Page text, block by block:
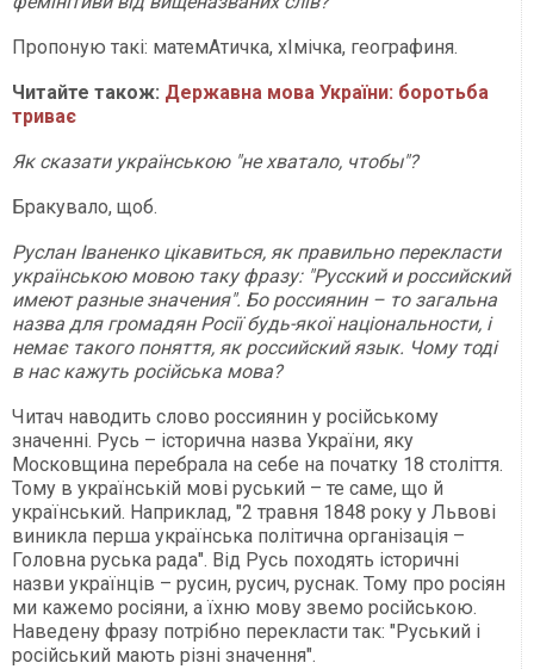
Пропоную такі: матемАтичка, хІмічка, географиня.
Читайте також: Державна мова України: боротьба
триває
Як сказати українською "не хватало, чтобы"?
Бракувало, щоб.
Руслан Іваненко цікавиться, як правильно перекласти
українською мовою таку фразу: "Русский и российский
имеют разные значения". Бо россиянин – то загальна
назва для громадян Росії будь-якої національности, і
немає такого поняття, як российский язык. Чому тоді
в нас кажуть російська мова?
Читач наводить слово россиянин у російському
значенні. Русь – історична назва України, яку
Московщина перебрала на себе на початку 18 століття.
Тому в українській мові руський – те саме, що й
український. Наприклад, "2 травня 1848 року у Львові
виникла перша українська політична організація –
Головна руська рада". Від Русь походять історичні
назви українців – русин, русич, руснак. Тому про росіян
ми кажемо росіяни, а їхню мову звемо російською.
Наведену фразу потрібно перекласти так: "Руський і
російський мають різні значення".